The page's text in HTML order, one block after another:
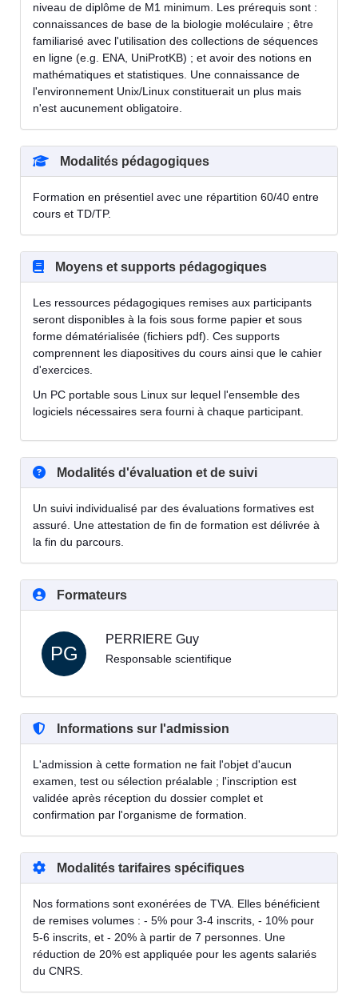
niveau de diplôme de M1 minimum. Les prérequis sont :
connaissances de base de la biologie moléculaire ; être
familiarisé avec l'utilisation des collections de séquences
en ligne (e.g. ENA, UniProtKB) ; et avoir des notions en
mathématiques et statistiques. Une connaissance de
l'environnement Unix/Linux constituerait un plus mais
n'est aucunement obligatoire.
Modalités pédagogiques
Formation en présentiel avec une répartition 60/40 entre
cours et TD/TP.
Moyens et supports pédagogiques
Les ressources pédagogiques remises aux participants
seront disponibles à la fois sous forme papier et sous
forme dématérialisée (fichiers pdf). Ces supports
comprennent les diapositives du cours ainsi que le cahier
d'exercices.
Un PC portable sous Linux sur lequel l'ensemble des
logiciels nécessaires sera fourni à chaque participant.
Modalités d'évaluation et de suivi
Un suivi individualisé par des évaluations formatives est
assuré. Une attestation de fin de formation est délivrée à
la fin du parcours.
Formateurs
PG
PERRIERE Guy
Responsable scientifique
Informations sur l'admission
L'admission à cette formation ne fait l'objet d'aucun
examen, test ou sélection préalable ; l'inscription est
validée après réception du dossier complet et
confirmation par l'organisme de formation.
Modalités tarifaires spécifiques
Nos formations sont exonérées de TVA. Elles bénéficient
de remises volumes : - 5% pour 3-4 inscrits, - 10% pour
5-6 inscrits, et - 20% à partir de 7 personnes. Une
réduction de 20% est appliquée pour les agents salariés
du CNRS.